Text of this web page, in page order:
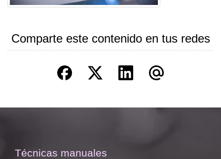
Comparte este contenido en tus redes
Técnicas manuales